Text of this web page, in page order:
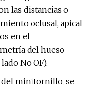
las distancias o
oclusal, apical
en el
del hueso
No OF).
del minitornillo, se